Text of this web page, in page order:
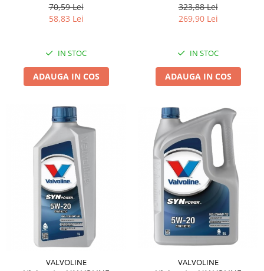
70,59 Lei
58,83 Lei
IN STOC
ADAUGA IN COS
323,88 Lei
269,90 Lei
IN STOC
ADAUGA IN COS
VALVOLINE VALVOLINE